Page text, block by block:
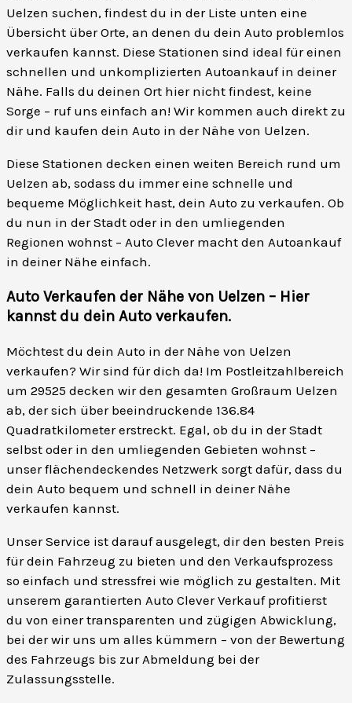
Uelzen suchen, findest du in der Liste unten eine
Übersicht über Orte, an denen du dein Auto problemlos
verkaufen kannst. Diese Stationen sind ideal für einen
schnellen und unkomplizierten Autoankauf in deiner
Nähe. Falls du deinen Ort hier nicht findest, keine
Sorge – ruf uns einfach an! Wir kommen auch direkt zu
dir und kaufen dein Auto in der Nähe von Uelzen.
Diese Stationen decken einen weiten Bereich rund um
Uelzen ab, sodass du immer eine schnelle und
bequeme Möglichkeit hast, dein Auto zu verkaufen. Ob
du nun in der Stadt oder in den umliegenden
Regionen wohnst – Auto Clever macht den Autoankauf
in deiner Nähe einfach.
Auto Verkaufen der Nähe von Uelzen – Hier
kannst du dein Auto verkaufen.
Möchtest du dein Auto in der Nähe von Uelzen
verkaufen? Wir sind für dich da! Im Postleitzahlbereich
um 29525 decken wir den gesamten Großraum Uelzen
ab, der sich über beeindruckende 136.84
Quadratkilometer erstreckt. Egal, ob du in der Stadt
selbst oder in den umliegenden Gebieten wohnst –
unser flächendeckendes Netzwerk sorgt dafür, dass du
dein Auto bequem und schnell in deiner Nähe
verkaufen kannst.
Unser Service ist darauf ausgelegt, dir den besten Preis
für dein Fahrzeug zu bieten und den Verkaufsprozess
so einfach und stressfrei wie möglich zu gestalten. Mit
unserem garantierten Auto Clever Verkauf profitierst
du von einer transparenten und zügigen Abwicklung,
bei der wir uns um alles kümmern – von der Bewertung
des Fahrzeugs bis zur Abmeldung bei der
Zulassungsstelle.